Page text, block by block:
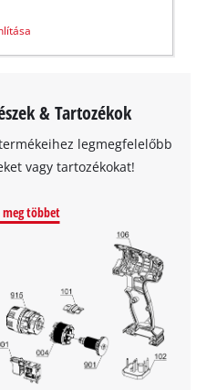
van az Ön jóváhagyására!
owner needs to setup
of technologies used.
& Tartozékok
legmegfelelőbb
vagy tartozékokat!
meg többet